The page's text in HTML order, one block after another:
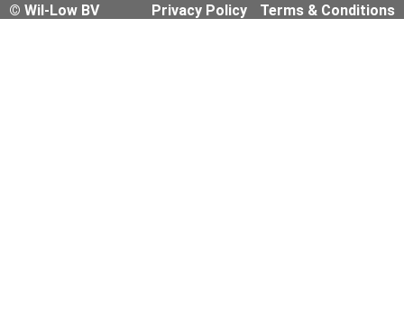
© Wil-Low BV Privacy Policy Terms & Conditions